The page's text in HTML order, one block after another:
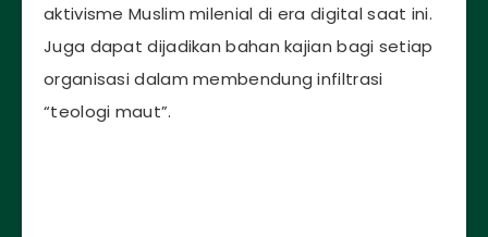
aktivisme Muslim milenial di era digital saat ini.
Juga dapat dijadikan bahan kajian bagi setiap
organisasi dalam membendung infiltrasi
“teologi maut”.